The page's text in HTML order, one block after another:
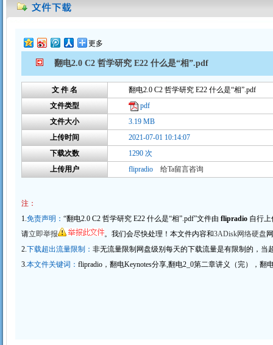
更多
翻电2.0 C2 哲学研究 E22 什么是“相”.pdf
文 件 名
翻电2.0 C2 哲学研究 E22 什么是“相”.pdf
文件类型
pdf
文件大小
3.19 MB
上传时间
2021-07-01 10:14:07
下载次数
1290 次
上传用户
flipradio给Ta留言咨询
注：
1.免责声明：“翻电2.0 C2 哲学研究 E22 什么是“相”.pdf”文件由flipradio 自行
请立即举报 。我们会尽快处理！本文件内容和3ADisk网络硬盘
2.下载超出流量限制：非无流量限制网盘级别每天的下载流量是有限制的，
3.本文件关键词：flipradio，翻电Keynotes分享,翻电2_0第二章讲义（完），翻